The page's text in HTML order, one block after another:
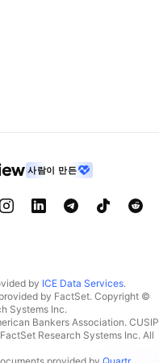
사람이 만든
by ICE Data Services.
by FactSet. Copyright ©
Systems Inc.
Bankers Association. CUSIP
Research Systems Inc. All